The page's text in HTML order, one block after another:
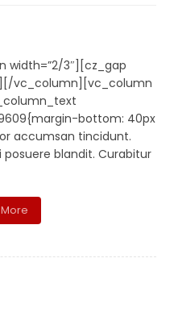
width=”2/3″][cz_gap
vc_column][vc_column
bottom: 40px
accumsan tincidunt.
blandit. Curabitur